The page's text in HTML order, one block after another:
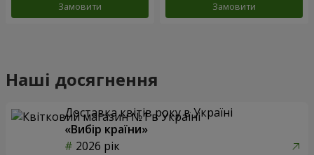
Замовити Замовити
Наші досягнення
Доставка квітів року в Україні
«Вибір країни»
2026 рік